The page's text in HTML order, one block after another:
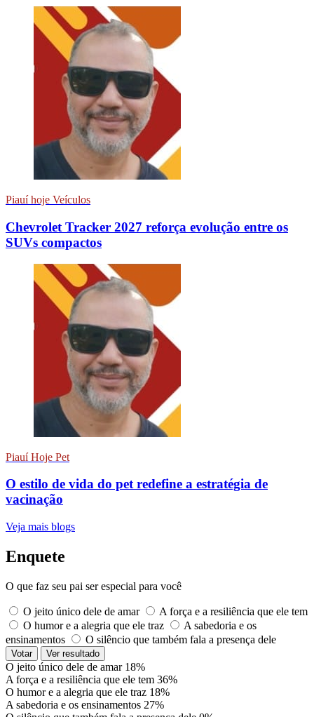
Piauí hoje Veículos
Chevrolet Tracker 2027 reforça evolução entre os
SUVs compactos
Piauí Hoje Pet
O estilo de vida do pet redefine a estratégia de
vacinação
Veja mais blogs
Enquete
O que faz seu pai ser especial para você
O jeito único dele de amar
A força e a resiliência que ele tem
O humor e a alegria que ele traz
A sabedoria e os
ensinamentos
O silêncio que também fala a presença dele
Votar Ver resultado
O jeito único dele de amar 18%
A força e a resiliência que ele tem 36%
O humor e a alegria que ele traz 18%
A sabedoria e os ensinamentos 27%